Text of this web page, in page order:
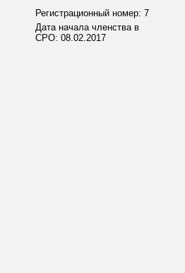
Регистрационный номер: 7
Дата начала членства в
СРО: 08.02.2017